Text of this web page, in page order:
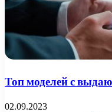
Топ моделей с
02.09.2023